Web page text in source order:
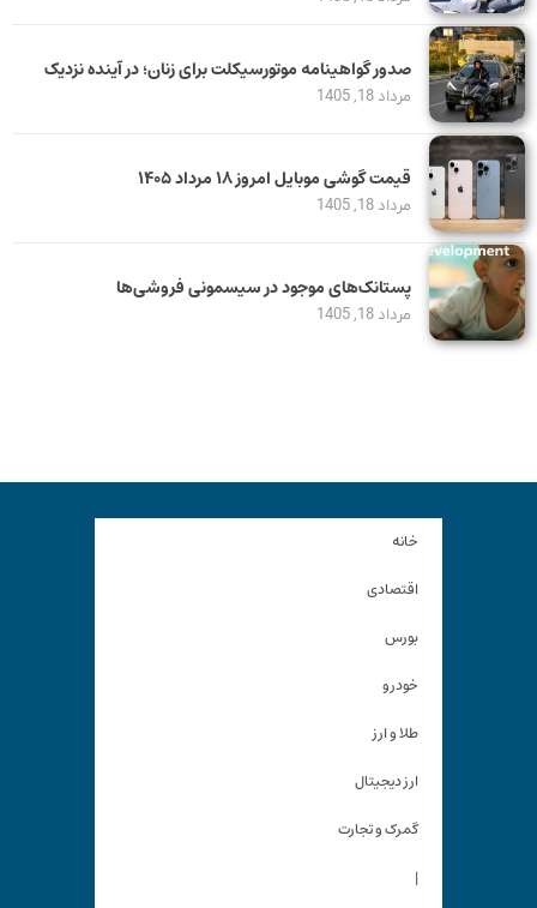
صدور گواهینامه موتورسیکلت برای زنان؛ در آینده نزدیک
مرداد 18, 1405
قیمت گوشی موبایل امروز ۱۸ مرداد ۱۴۰۵
مرداد 18, 1405
پستانک‌های موجود در سیسمونی فروشی‌ها
مرداد 18, 1405
خانه
اقتصادی
بورس
خودرو
طلا و ارز
ارز دیجیتال
گمرک و تجارت
|